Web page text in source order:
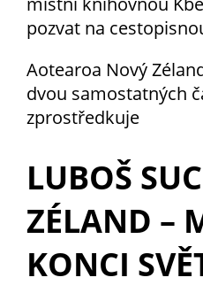
pozvat na
Aotearoa Nový
dvou samostatných
zprostředkuje
LUBOŠ
ZÉLAND –
KONCI